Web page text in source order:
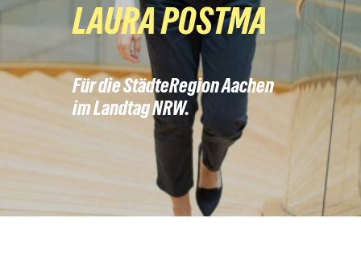
LAURA POSTMA
Für die StädteRegion Aachen
im Landtag NRW.